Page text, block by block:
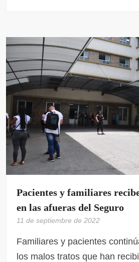
Pacientes y familiares
en las afueras del Seguro
11 de septiembre de 2022
Familiares y pacientes
los malos tratos que han